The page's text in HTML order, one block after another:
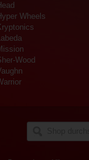
Wheels
Wood